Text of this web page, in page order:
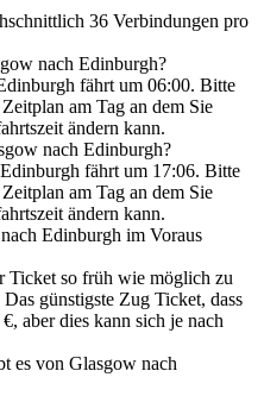
36 Verbindungen pro
nach Edinburgh?
fährt um 06:00. Bitte
am Tag an dem Sie
ändern kann.
nach Edinburgh?
fährt um 17:06. Bitte
am Tag an dem Sie
ändern kann.
Edinburgh im Voraus
Ticket so früh wie möglich zu
günstigste Zug Ticket, dass
aber dies kann sich je nach
es von Glasgow nach